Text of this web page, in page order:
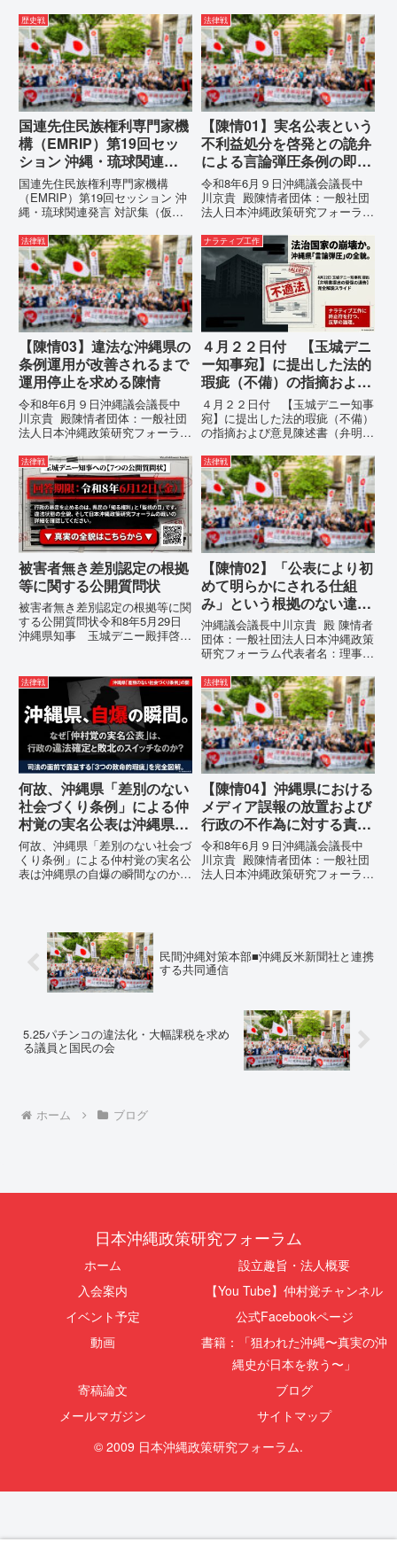
いる。」現代の戦争は、ミサイル
が飛来する以前に始まっていま
す。国連という国際的な舞台で、
巧妙な「言説（ナラティブ）」が
張...
テルを貼りたい本当の理由「なぜ
沖縄県庁は、法を無視してまで私
を封じ込めようとするのか。」そ
の理由は明確です。県政が統治
の...
歴史戦
国連先住民族権利専門家機
構（EMRIP）第19回セッ
ション 沖縄・琉球関連発
言 対訳集（仮訳）
国連先住民族権利専門家機構
（EMRIP）第19回セッション 沖
縄・琉球関連発言 対訳集（仮
（EMRIP）の各会合において行
われた、沖縄・琉球の先住民族指
定、PFAS（有機フッ素化合物）
問題、米軍基地、伝統文化（...
法律戦
【陳情01】実名公表という
不利益処分を啓発との詭弁
による言論弾圧条例の即時
運用停止を求める陳情
令和8年6月９日沖縄議会議長中
川京貴 殿陳情者団体：一般社団
法人日本沖縄政策研究フォーラム
所：沖縄県那覇市電 話：
080- 実名公表という不利益処分
を啓発との詭弁による言論弾圧条
例の即時運用停止を求める陳情
法律戦
【陳情03】違法な沖縄県の
条例運用が改善されるまで
運用停止を求める陳情
令和8年6月９日沖縄議会議長中
川京貴 殿陳情者団体：一般社団
法人日本沖縄政策研究フォーラム
所：沖縄県那覇市電 話：080-違
法な沖縄県の条例運用が改善され
るまで運用停止を求める陳情陳情
の趣旨沖縄県は、「沖縄県...
ナラティブ工作
４月２２日付 【玉城デニ
ー知事宛】に提出した法的
瑕疵（不備）の指摘および
意見陳述書（弁明書）提出
の留保の通告
４月２２日付 【玉城デニー知事
宛】に提出した法的瑕疵（不備）
の指摘および意見陳述書（弁明
に、玉城デニー宛に以下の違法状
態の指摘と意見陳述（弁明）留保
の通告を行いました。沖縄県は、
この時は、違法を認めて軌道修正
す...
法律戦
被害者無き差別認定の根拠
等に関する公開質問状
被害者無き差別認定の根拠等に関
する公開質問状令和8年5月29日
沖縄県知事 玉城デニー殿拝啓貴
ます。私は、適正な意見陳述（弁
明）を行うにあたり、沖縄県行政
手続条例第28条で定められた...
法律戦
【陳情02】「公表により初
めて明らかにされる仕組
み」という根拠のない違法
運用の指摘と条例運用の停
止を求める陳情書
沖縄議会議長中川京貴 殿 陳情者
団体：一般社団法人日本沖縄政策
研究フォーラム代表者名：理事
市電 話：080- 「公表により初
めて明らかにされる仕組み」とい
う根拠のない違法運用の指摘と条
例運用の停止を求める陳情...
法律戦
何故、沖縄県「差別のない
社会づくり条例」による仲
村覚の実名公表は沖縄県の
自爆の瞬間なのか？その3
つの理由。
何故、沖縄県「差別のない社会づ
くり条例」による仲村覚の実名公
表は沖縄県の自爆の瞬間なのか？
を、特定の個人を社会的制裁に追
い込むための「仕上げ」だと考え
て...
法律戦
【陳情04】沖縄県における
メディア誤報の放置および
行政の不作為に対する責任
追及と再発防止策を求める
陳情
令和8年6月９日沖縄議会議長中
川京貴 殿陳情者団体：一般社団
法人日本沖縄政策研究フォーラム
民間沖縄対策本部■沖縄反米新聞社と連携
する共同通信
5.25パチンコの違法化・大幅課税を求め
る議員と国民の会
ホーム ブログ
日本沖縄政策研究フォーラム
ホーム
設立趣旨・法人概要
入会案内
【You Tube】仲村覚チャンネル
イベント予定
公式Facebookページ
動画
書籍：「狙われた沖縄〜真実の沖
縄史が日本を救う〜」
寄稿論文
ブログ
メールマガジン
サイトマップ
© 2009 日本沖縄政策研究フォーラム.